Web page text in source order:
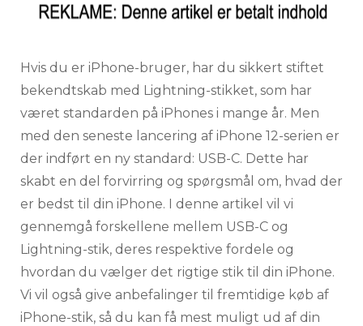
Hvis du er iPhone-bruger, har du sikkert stiftet
bekendtskab med Lightning-stikket, som har
været standarden på iPhones i mange år. Men
med den seneste lancering af iPhone 12-serien er
der indført en ny standard: USB-C. Dette har
skabt en del forvirring og spørgsmål om, hvad der
er bedst til din iPhone. I denne artikel vil vi
gennemgå forskellene mellem USB-C og
Lightning-stik, deres respektive fordele og
hvordan du vælger det rigtige stik til din iPhone.
Vi vil også give anbefalinger til fremtidige køb af
iPhone-stik, så du kan få mest muligt ud af din